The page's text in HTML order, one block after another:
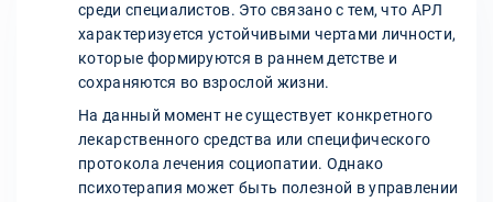
среди специалистов. Это связано с тем, что АРЛ
характеризуется устойчивыми чертами личности,
которые формируются в раннем детстве и
сохраняются во взрослой жизни.
На данный момент не существует конкретного
лекарственного средства или специфического
протокола лечения социопатии. Однако
психотерапия может быть полезной в управлении